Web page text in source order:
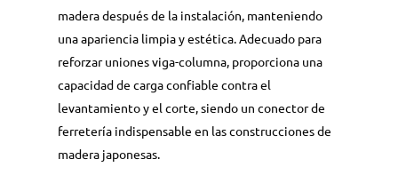
madera después de la instalación, manteniendo
una apariencia limpia y estética. Adecuado para
reforzar uniones viga-columna, proporciona una
capacidad de carga confiable contra el
levantamiento y el corte, siendo un conector de
ferretería indispensable en las construcciones de
madera japonesas.